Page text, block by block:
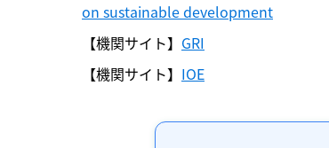
on sustainable development
【機関サイト】 GRI
【機関サイト】 IOE